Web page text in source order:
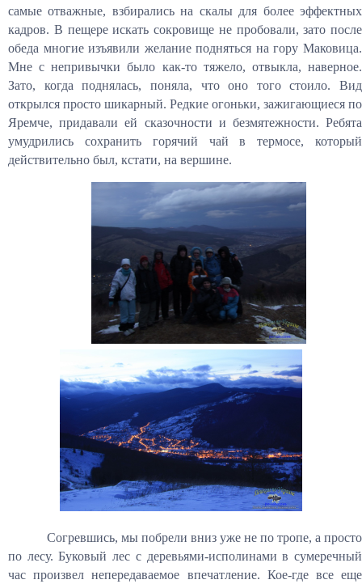
самые отважные, взбирались на скалы для более эффектных
кадров. В пещере искать сокровище не пробовали, зато после
обеда многие изъявили желание подняться на гору Маковица.
Мне с непривычки было как-то тяжело, отвыкла, наверное.
Зато, когда поднялась, поняла, что оно того стоило. Вид
открылся просто шикарный. Редкие огоньки, зажигающиеся по
Яремче, придавали ей сказочности и безмятежности. Ребята
умудрились сохранить горячий чай в термосе, который
действительно был, кстати, на вершине.
Согревшись, мы побрели вниз уже не по тропе, а просто
по лесу. Буковый лес с деревьями-исполинами в сумеречный
час произвел непередаваемое впечатление. Кое-где все еще